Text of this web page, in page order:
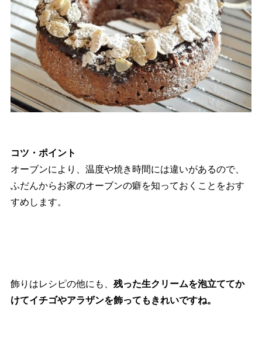
コツ・ポイント
オーブンにより、温度や焼き時間には違いがあるので、
ふだんからお家のオーブンの癖を知っておくことをおす
すめします。
飾りはレシピの他にも、 残った生クリームを泡立ててか
けてイチゴやアラザンを飾ってもきれいですね。